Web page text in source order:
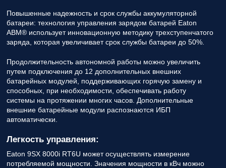
Повышенные надежность и срок службы аккумуляторной
батареи: технология управления зарядом батарей Eaton
ABM® использует инновационную методику трехступенчатого
заряда, которая увеличивает срок службы батареи до 50%.
Продолжительность автономной работы можно увеличить
путем подключения до 12 дополнительных внешних
батарейных модулей, поддерживающих горячую замену и
способных, при необходимости, обеспечивать работу
системы на протяжении многих часов. Дополнительные
внешние батарейные модули распознаются ИБП
автоматически.
Легкость управления:
Eaton 9SX 8000i RT6U может осуществлять измерение
потребляемой мощности. Значения мощности в кВч можно